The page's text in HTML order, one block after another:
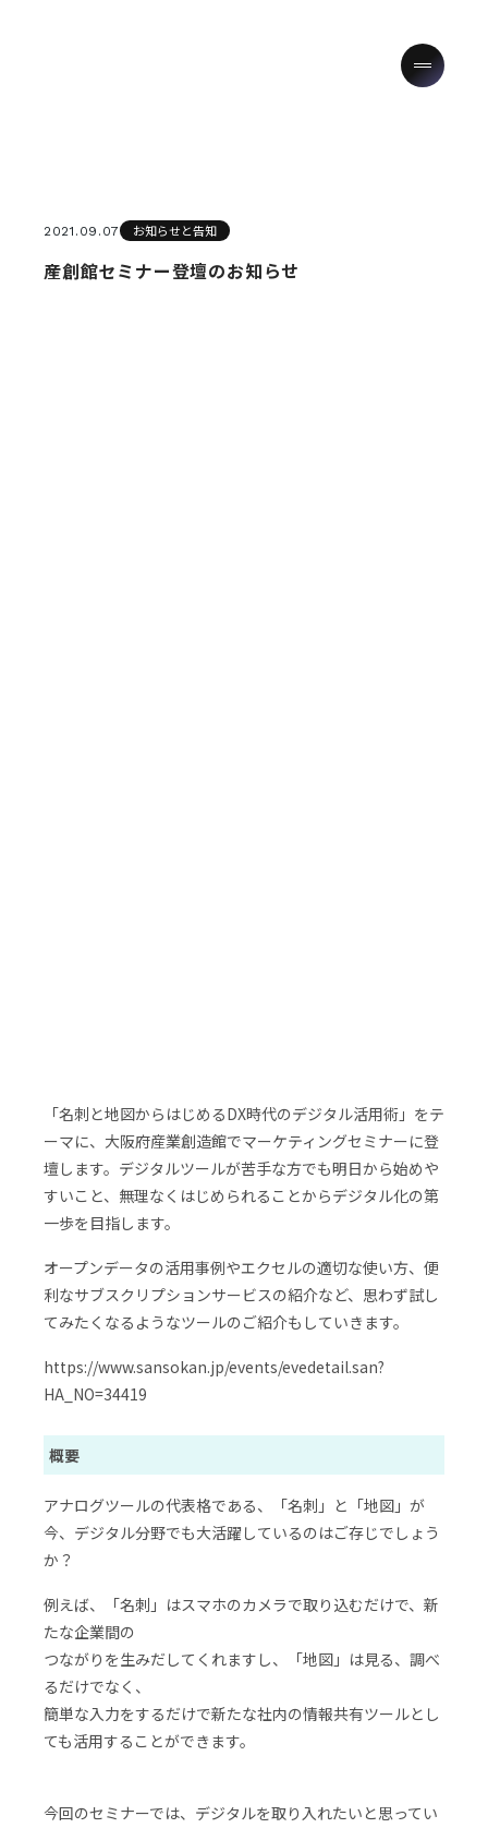
2021.09.07 お知らせと告知
産創館セミナー登壇のお知らせ
「名刺と地図からはじめるDX時代のデジタル活用術」をテ
ーマに、大阪府産業創造館でマーケティングセミナーに登
壇します。デジタルツールが苦手な方でも明日から始めや
すいこと、無理なくはじめられることからデジタル化の第
一歩を目指します。
オープンデータの活用事例やエクセルの適切な使い方、便
利なサブスクリプションサービスの紹介など、思わず試し
てみたくなるようなツールのご紹介もしていきます。
https://www.sansokan.jp/events/evedetail.san?
HA_NO=34419
概要
アナログツールの代表格である、「名刺」と「地図」が
今、デジタル分野でも大活躍しているのはご存じでしょう
か？
例えば、「名刺」はスマホのカメラで取り込むだけで、新
たな企業間の
つながりを生みだしてくれますし、「地図」は見る、調べ
るだけでなく、
簡単な入力をするだけで新たな社内の情報共有ツールとし
ても活用することができます。
今回のセミナーでは、デジタルを取り入れたいと思ってい